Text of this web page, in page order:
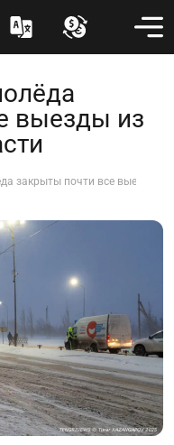
выезды из
закрыты почти все выезды